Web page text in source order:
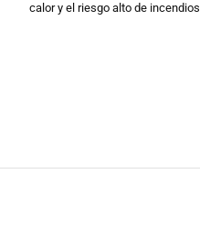
calor y el riesgo alto de incendios